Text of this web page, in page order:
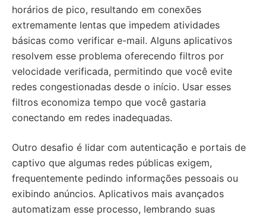
horários de pico, resultando em conexões
extremamente lentas que impedem atividades
básicas como verificar e-mail. Alguns aplicativos
resolvem esse problema oferecendo filtros por
velocidade verificada, permitindo que você evite
redes congestionadas desde o início. Usar esses
filtros economiza tempo que você gastaria
conectando em redes inadequadas.
Outro desafio é lidar com autenticação e portais de
captivo que algumas redes públicas exigem,
frequentemente pedindo informações pessoais ou
exibindo anúncios. Aplicativos mais avançados
automatizam esse processo, lembrando suas